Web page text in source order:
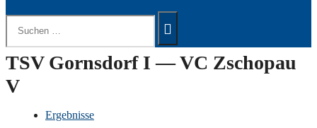
Suchen
nach:
TSV Gornsdorf I — VC Zschopau
V
Ergebnisse